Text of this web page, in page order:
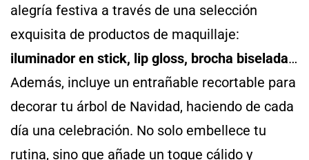
alegría festiva a través de una selección
exquisita de productos de maquillaje:
iluminador en stick, lip gloss, brocha biselada…
Además, incluye un entrañable recortable para
decorar tu árbol de Navidad, haciendo de cada
día una celebración. No solo embellece tu
rutina, sino que añade un toque cálido y